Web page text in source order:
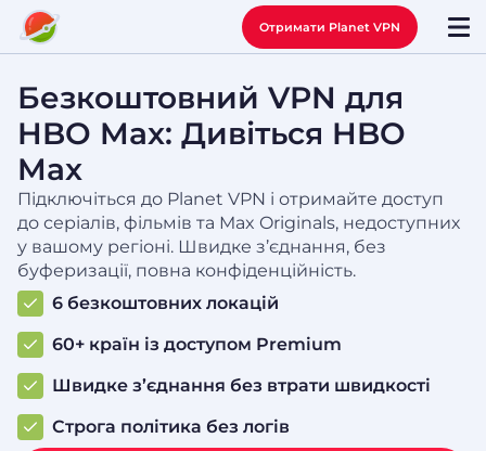
Отримати Planet VPN
Безкоштовний VPN для
HBO Max: Дивіться HBO
Max
Підключіться до Planet VPN і отримайте доступ
до серіалів, фільмів та Max Originals, недоступних
у вашому регіоні. Швидке з’єднання, без
буферизації, повна конфіденційність.
6 безкоштовних локацій
60+ країн із доступом Premium
Швидке з’єднання без втрати швидкості
Строга політика без логів